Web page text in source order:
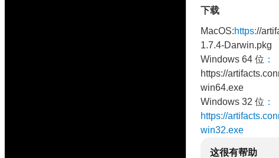
下载
MacOS:https://
1.7.4-Darwin.pkg
Windows 64 位 ：
https://
win64.exe
Windows 32 位 ：
https://
win32.exe
这很有帮助